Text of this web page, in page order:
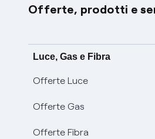
Offerte, prodotti e
Luce, Gas e Fibra
Offerte Luce
Offerte Gas
Offerte Fibra